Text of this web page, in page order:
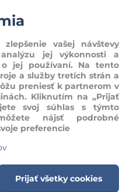
zlepšenie vašej návštevy
jej výkonnosti a
o jej používaní. Na tento
a služby tretích strán a
preniesť k partnerom v
Kliknutím na „Prijať
svoj súhlas s týmto
nájsť podrobné
preferencie
Prijať všetky cookies